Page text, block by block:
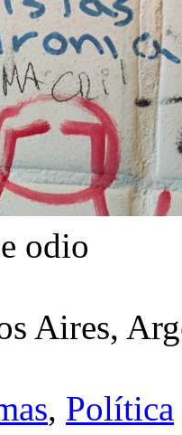
odio
Aires,
, Política